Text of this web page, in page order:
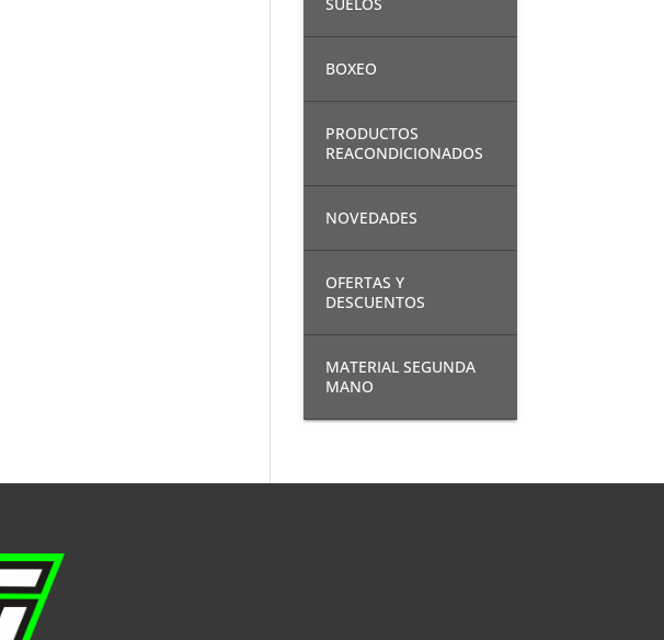
BOXEO
PRODUCTOS
REACONDICIONADOS
NOVEDADES
OFERTAS Y
DESCUENTOS
MATERIAL SEGUNDA
MANO